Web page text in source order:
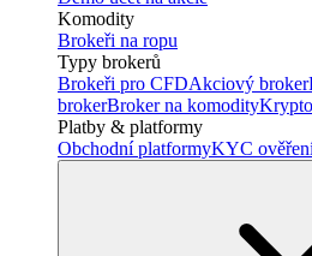
Komodity
Brokeři na ropu
Typy brokerů
Brokeři pro CFDAkciový broker
brokerBroker na komodity
Platby & platformy
Obchodní platformyKYC